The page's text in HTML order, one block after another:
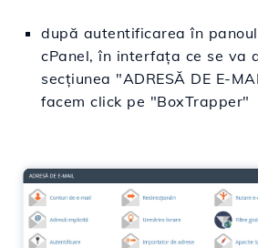
după autentificarea în
cPanel, în interfaţa ce se va
secţiunea "ADRESĂ DE E-
facem click pe "BoxTrapper"